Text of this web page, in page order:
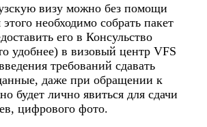
визу можно без помощи
необходимо собрать пакет
его в Консульство
удобнее) в визовый центр VFS
требований сдавать
даже при обращении к
будет лично явиться для сдачи
цифрового фото.